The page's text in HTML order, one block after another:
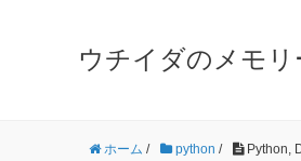
ウチイダのメモ
ホーム / python / Python,